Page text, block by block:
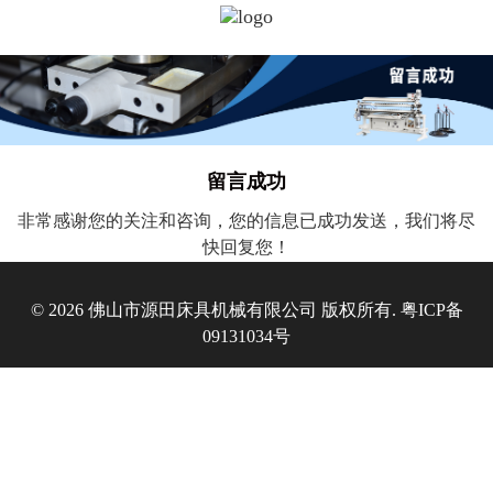
留言成功
非常感谢您的关注和咨询，您的信息已成功发送，我们将尽
快回复您！
© 2026 佛山市源田床具机械有限公司 版权所有. 粤ICP备
09131034号